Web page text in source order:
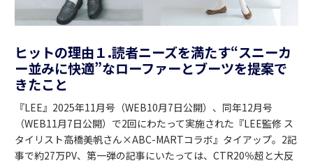
ヒットの理由１.読者ニーズを満たす“スニーカ
ー並みに快適”なローファーとブーツを提案で
きたこと
『LEE』2025年11月号（WEB10月7日公開）、同年12月号
（WEB11月7日公開）で2回にわたって実施された『LEE監修 ス
タイリスト高橋美帆さん×ABC-MARTコラボ』タイアップ。2記
事で約27万PV、第一弾の記事にいたっては、CTR20％超と大反